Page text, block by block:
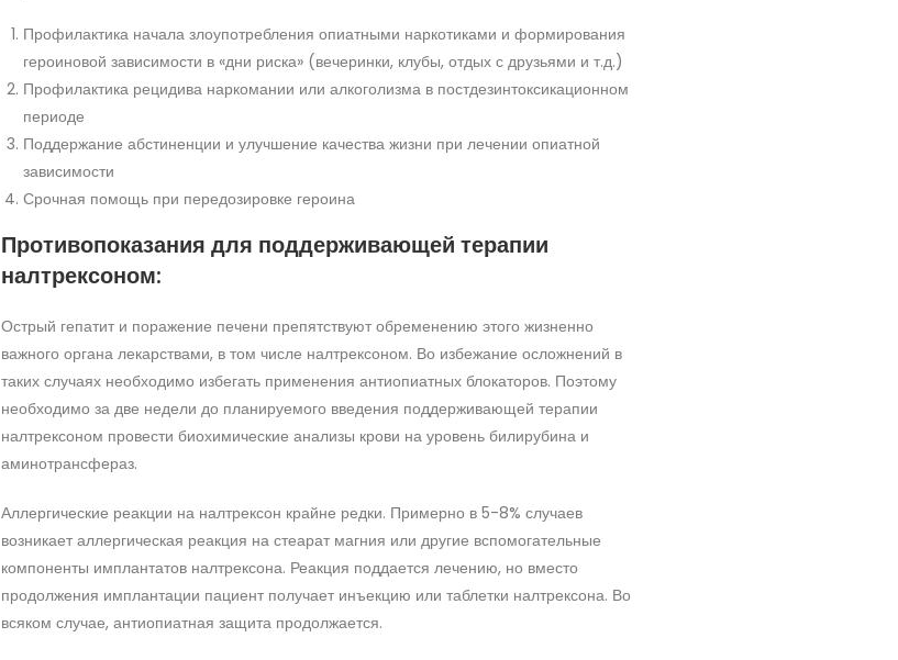
Профилактика начала злоупотребления опиатными наркотиками и формирования
героиновой зависимости в «дни риска» (вечеринки, клубы, отдых с друзьями и т.д.)
Профилактика рецидива наркомании или алкоголизма в постдезинтоксикационном
периоде
Поддержание абстиненции и улучшение качества жизни при лечении опиатной
зависимости
Срочная помощь при передозировке героина
Противопоказания для поддерживающей терапии
налтрексоном:
Острый гепатит и поражение печени препятствуют обременению этого жизненно
важного органа лекарствами, в том числе налтрексоном. Во избежание осложнений в
таких случаях необходимо избегать применения антиопиатных блокаторов. Поэтому
необходимо за две недели до планируемого введения поддерживающей терапии
налтрексоном провести биохимические анализы крови на уровень билирубина и
аминотрансфераз.
Аллергические реакции на налтрексон крайне редки. Примерно в 5-8% случаев
возникает аллергическая реакция на стеарат магния или другие вспомогательные
компоненты имплантатов налтрексона. Реакция поддается лечению, но вместо
продолжения имплантации пациент получает инъекцию или таблетки налтрексона. Во
всяком случае, антиопиатная защита продолжается.